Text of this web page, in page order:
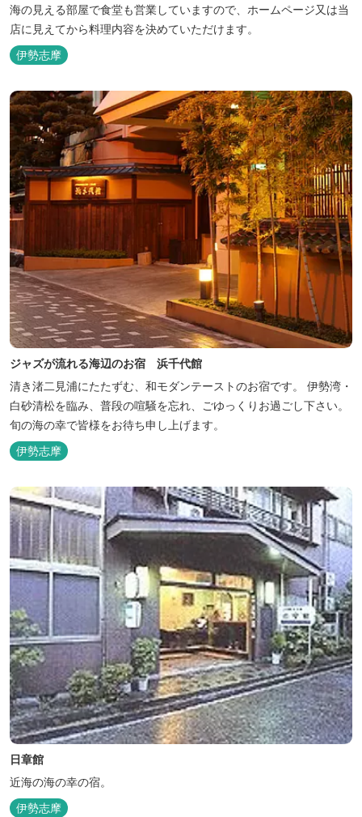
海の見える部屋で食堂も営業していますので、ホームページ又は当
店に見えてから料理内容を決めていただけます。
伊勢志摩
ジャズが流れる海辺のお宿 浜千代館
清き渚二見浦にたたずむ、和モダンテーストのお宿です。 伊勢湾・
白砂清松を臨み、普段の喧騒を忘れ、ごゆっくりお過ごし下さい。
旬の海の幸で皆様をお待ち申し上げます。
伊勢志摩
日章館
近海の海の幸の宿。
伊勢志摩